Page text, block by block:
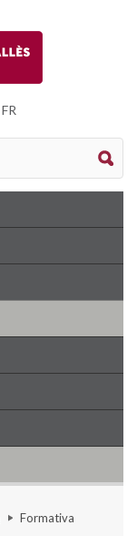
FR
Formativa